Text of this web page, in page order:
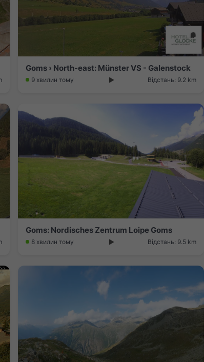
Goms › North-east: Münster VS - Galenstock
9 хвилин тому Відстань: 9.2 km
Goms: Nordisches Zentrum Loipe Goms
8 хвилин тому Відстань: 9.5 km